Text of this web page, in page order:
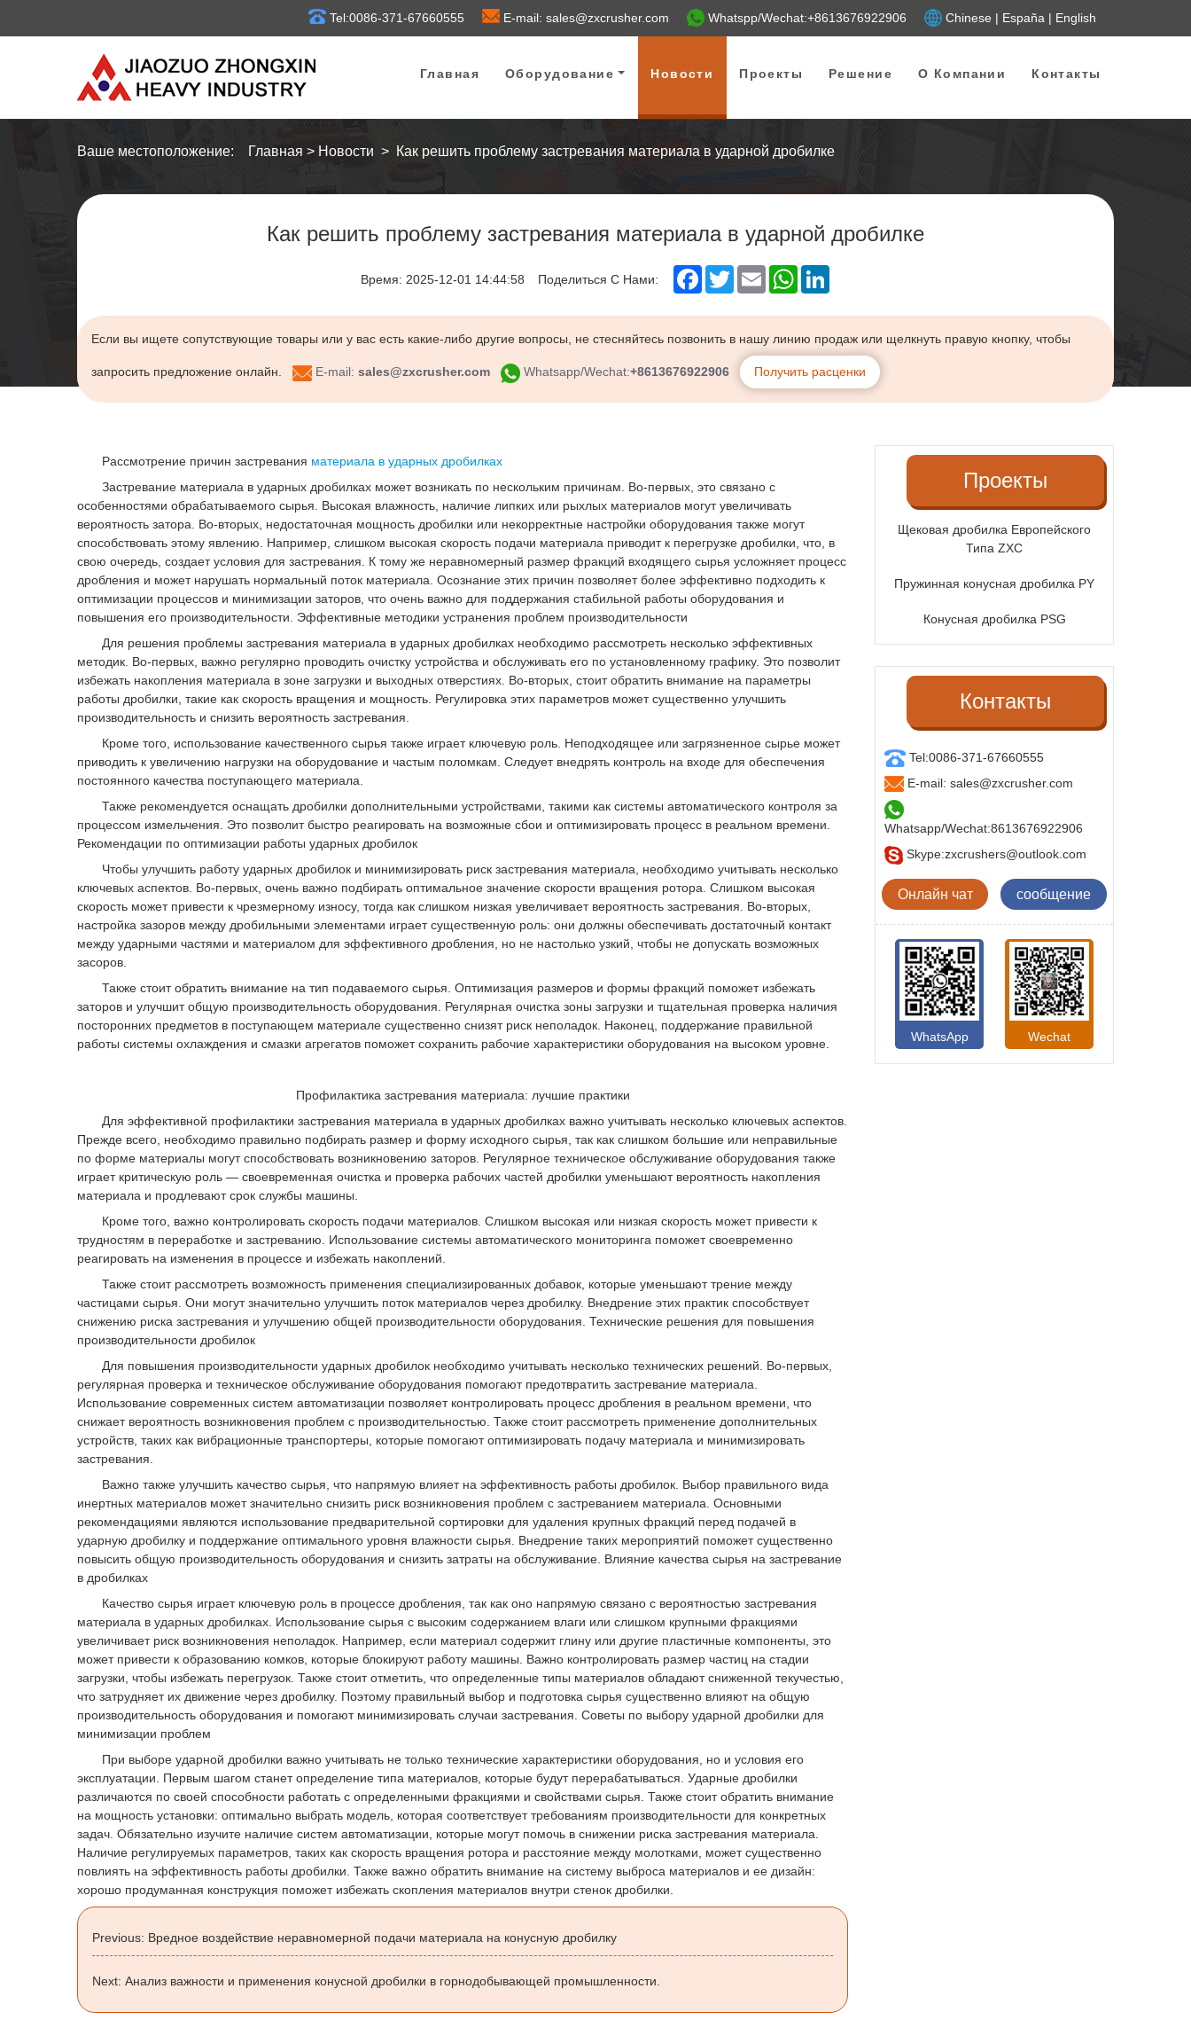
Tel:0086-371-67660555 E-mail: sales@zxcrusher.com Whatspp/Wechat:+8613676922906 Chinese | España | English
Главная Оборудование Новости Проекты Pешение О Компании Контакты
Ваше местоположение: Главная > Новости Как решить проблему застревания материала в ударной дробилке
Как решить проблему застревания материала в ударной дробилке
Время: 2025-12-01 14:44:58 Поделиться С Нами: Facebook
TwitterEmail WhatsAppLinkedIn
Если вы ищете сопутствующие товары или у вас есть какие-либо другие вопросы, не стесняйтесь позвонить в нашу линию продаж или щелкнуть правую кнопку, чтобы
запросить предложение онлайн. E-mail: sales@zxcrusher.com Whatsapp/Wechat:+8613676922906 Получить расценки
Рассмотрение причин застревания материала в ударных дробилках
Застревание материала в ударных дробилках может возникать по нескольким причинам. Во-первых, это связано с
особенностями обрабатываемого сырья. Высокая влажность, наличие липких или рыхлых материалов могут увеличивать
вероятность затора. Во-вторых, недостаточная мощность дробилки или некорректные настройки оборудования также могут
способствовать этому явлению. Например, слишком высокая скорость подачи материала приводит к перегрузке дробилки, что, в
свою очередь, создает условия для застревания. К тому же неравномерный размер фракций входящего сырья усложняет процесс
дробления и может нарушать нормальный поток материала. Осознание этих причин позволяет более эффективно подходить к
оптимизации процессов и минимизации заторов, что очень важно для поддержания стабильной работы оборудования и
повышения его производительности. Эффективные методики устранения проблем производительности
Для решения проблемы застревания материала в ударных дробилках необходимо рассмотреть несколько эффективных
методик. Во-первых, важно регулярно проводить очистку устройства и обслуживать его по установленному графику. Это позволит
избежать накопления материала в зоне загрузки и выходных отверстиях. Во-вторых, стоит обратить внимание на параметры
работы дробилки, такие как скорость вращения и мощность. Регулировка этих параметров может существенно улучшить
производительность и снизить вероятность застревания.
Кроме того, использование качественного сырья также играет ключевую роль. Неподходящее или загрязненное сырье может
приводить к увеличению нагрузки на оборудование и частым поломкам. Следует внедрять контроль на входе для обеспечения
постоянного качества поступающего материала.
Также рекомендуется оснащать дробилки дополнительными устройствами, такими как системы автоматического контроля за
процессом измельчения. Это позволит быстро реагировать на возможные сбои и оптимизировать процесс в реальном времени.
Рекомендации по оптимизации работы ударных дробилок
Чтобы улучшить работу ударных дробилок и минимизировать риск застревания материала, необходимо учитывать несколько
ключевых аспектов. Во-первых, очень важно подбирать оптимальное значение скорости вращения ротора. Слишком высокая
скорость может привести к чрезмерному износу, тогда как слишком низкая увеличивает вероятность застревания. Во-вторых,
настройка зазоров между дробильными элементами играет существенную роль: они должны обеспечивать достаточный контакт
между ударными частями и материалом для эффективного дробления, но не настолько узкий, чтобы не допускать возможных
засоров.
Также стоит обратить внимание на тип подаваемого сырья. Оптимизация размеров и формы фракций поможет избежать
заторов и улучшит общую производительность оборудования. Регулярная очистка зоны загрузки и тщательная проверка наличия
посторонних предметов в поступающем материале существенно снизят риск неполадок. Наконец, поддержание правильной
работы системы охлаждения и смазки агрегатов поможет сохранить рабочие характеристики оборудования на высоком уровне.
Профилактика застревания материала: лучшие практики
Для эффективной профилактики застревания материала в ударных дробилках важно учитывать несколько ключевых аспектов.
Прежде всего, необходимо правильно подбирать размер и форму исходного сырья, так как слишком большие или неправильные
по форме материалы могут способствовать возникновению заторов. Регулярное техническое обслуживание оборудования также
играет критическую роль — своевременная очистка и проверка рабочих частей дробилки уменьшают вероятность накопления
материала и продлевают срок службы машины.
Кроме того, важно контролировать скорость подачи материалов. Слишком высокая или низкая скорость может привести к
трудностям в переработке и застреванию. Использование системы автоматического мониторинга поможет своевременно
реагировать на изменения в процессе и избежать накоплений.
Также стоит рассмотреть возможность применения специализированных добавок, которые уменьшают трение между
частицами сырья. Они могут значительно улучшить поток материалов через дробилку. Внедрение этих практик способствует
снижению риска застревания и улучшению общей производительности оборудования. Технические решения для повышения
производительности дробилок
Для повышения производительности ударных дробилок необходимо учитывать несколько технических решений. Во-первых,
регулярная проверка и техническое обслуживание оборудования помогают предотвратить застревание материала.
Использование современных систем автоматизации позволяет контролировать процесс дробления в реальном времени, что
снижает вероятность возникновения проблем с производительностью. Также стоит рассмотреть применение дополнительных
устройств, таких как вибрационные транспортеры, которые помогают оптимизировать подачу материала и минимизировать
застревания.
Важно также улучшить качество сырья, что напрямую влияет на эффективность работы дробилок. Выбор правильного вида
инертных материалов может значительно снизить риск возникновения проблем с застреванием материала. Основными
рекомендациями являются использование предварительной сортировки для удаления крупных фракций перед подачей в
ударную дробилку и поддержание оптимального уровня влажности сырья. Внедрение таких мероприятий поможет существенно
повысить общую производительность оборудования и снизить затраты на обслуживание. Влияние качества сырья на застревание
в дробилках
Качество сырья играет ключевую роль в процессе дробления, так как оно напрямую связано с вероятностью застревания
материала в ударных дробилках. Использование сырья с высоким содержанием влаги или слишком крупными фракциями
увеличивает риск возникновения неполадок. Например, если материал содержит глину или другие пластичные компоненты, это
может привести к образованию комков, которые блокируют работу машины. Важно контролировать размер частиц на стадии
загрузки, чтобы избежать перегрузок. Также стоит отметить, что определенные типы материалов обладают сниженной текучестью,
что затрудняет их движение через дробилку. Поэтому правильный выбор и подготовка сырья существенно влияют на общую
производительность оборудования и помогают минимизировать случаи застревания. Советы по выбору ударной дробилки для
минимизации проблем
При выборе ударной дробилки важно учитывать не только технические характеристики оборудования, но и условия его
эксплуатации. Первым шагом станет определение типа материалов, которые будут перерабатываться. Ударные дробилки
различаются по своей способности работать с определенными фракциями и свойствами сырья. Также стоит обратить внимание
на мощность установки: оптимально выбрать модель, которая соответствует требованиям производительности для конкретных
задач. Обязательно изучите наличие систем автоматизации, которые могут помочь в снижении риска застревания материала.
Наличие регулируемых параметров, таких как скорость вращения ротора и расстояние между молотками, может существенно
повлиять на эффективность работы дробилки. Также важно обратить внимание на систему выброса материалов и ее дизайн:
хорошо продуманная конструкция поможет избежать скопления материалов внутри стенок дробилки.
Previous: Вредное воздействие неравномерной подачи материала на конусную дробилку
Next: Анализ важности и применения конусной дробилки в горнодобывающей промышленности.
Проекты
Щековая дробилка Европейского
Типа ZXC
Пружинная конусная дробилка PY
Конусная дробилка PSG
Контакты
Tel:0086-371-67660555
E-mail: sales@zxcrusher.com
Whatsapp/Wechat:8613676922906
Skype:zxcrushers@outlook.com
Онлайн чат сообщение
WhatsApp Wechat